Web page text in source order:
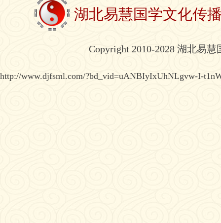
湖北易慧国学文化传
Copyright 2010-2028 湖北易
http://www.djfsml.com/?bd_vid=uANBIyIxUhNLgvw-I-